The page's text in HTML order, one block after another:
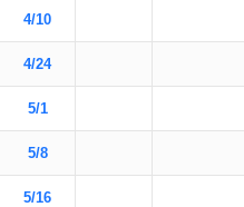
4/10
4/24
5/1
5/8
5/16